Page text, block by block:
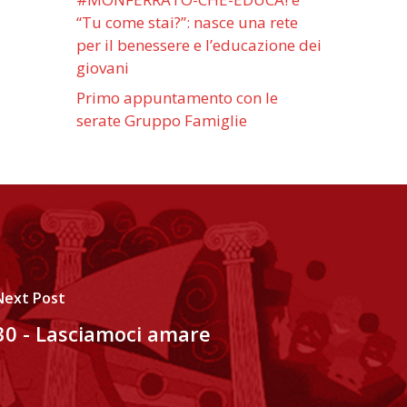
“Tu come stai?”: nasce una rete
per il benessere e l’educazione dei
giovani
Primo appuntamento con le
serate Gruppo Famiglie
Post
- Lasciamoci amare